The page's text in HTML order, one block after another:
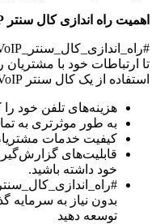
اهمیت راه اندازی کال سنتر VoIP
تا ارتباطات خود با
استفاده از یک کال سنتر VoIP، می‌توانید:
هزینه‌های تلفن خود
به طور موثرتری به
کیفیت خدمات
قابلیت‌های
خود داشته باشید.
بدون نیاز به سرمایه
توسعه دهید